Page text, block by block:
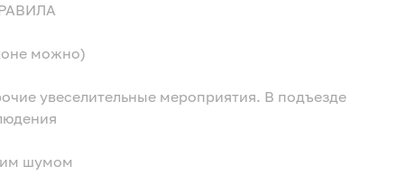
можно)
увеселительные мероприятия. В подъезде
шумом